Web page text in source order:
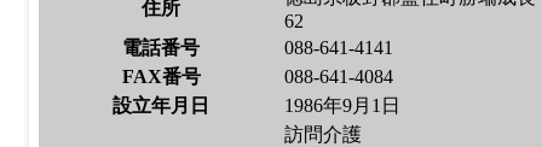
住所
62
電話番号
088-641-4141
FAX番号
088-641-4084
設立年月日
1986年9月1日
訪問介護